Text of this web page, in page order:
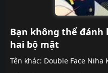
Bạn không thể đánh
hai bộ mặt
Tên khác: Double Face Niha